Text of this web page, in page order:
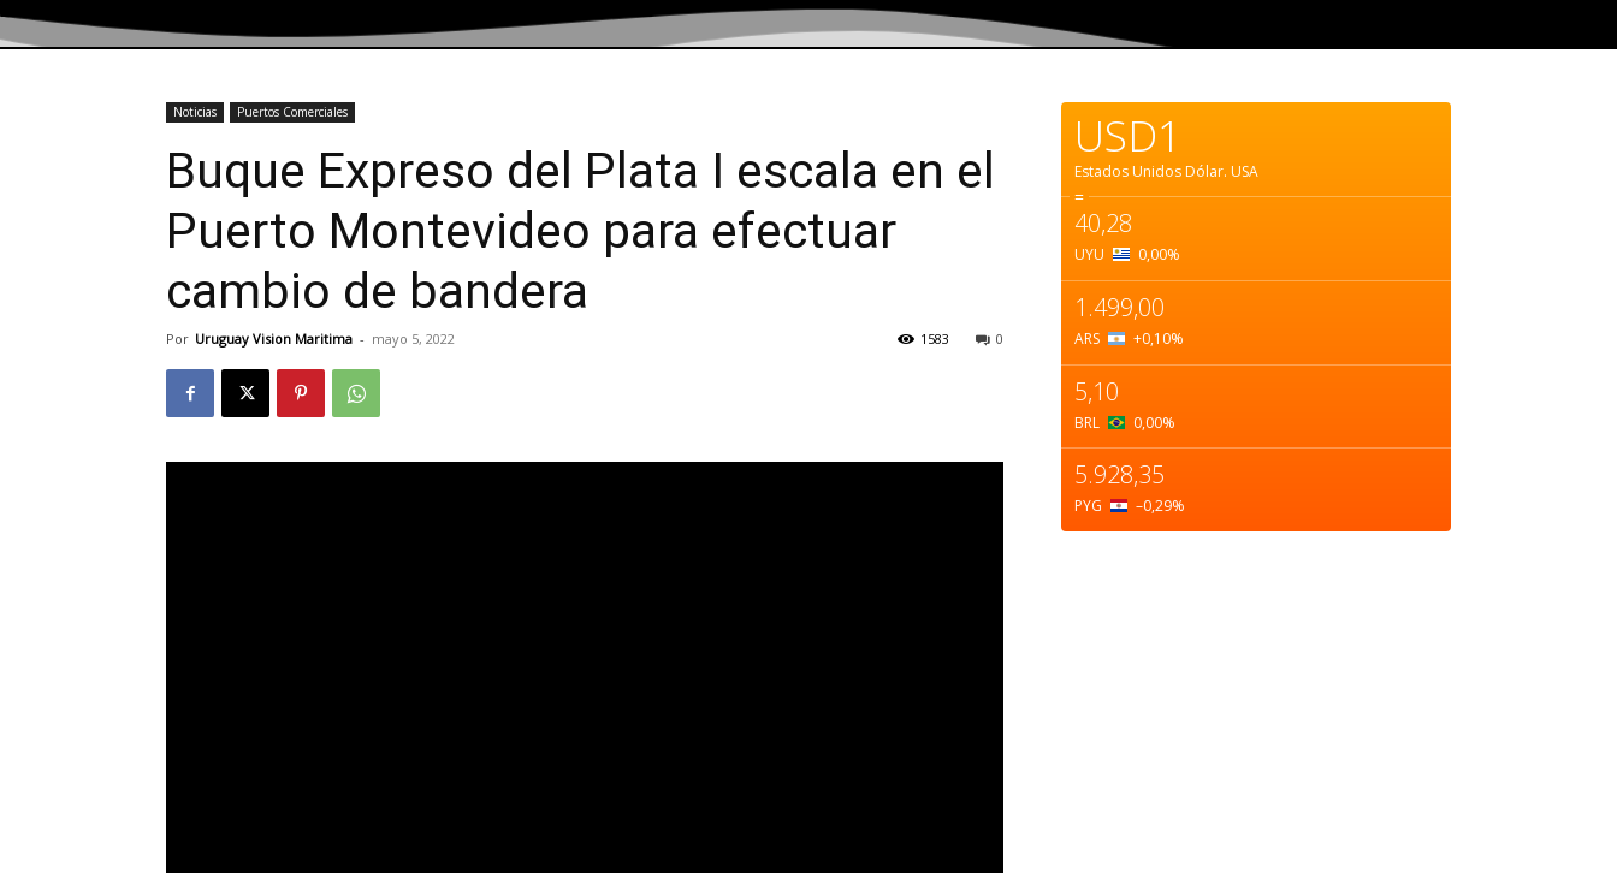
Noticias Puertos Comerciales
Buque Expreso del Plata I escala en el
Puerto Montevideo para efectuar
cambio de bandera
Por Uruguay Vision Maritima - mayo 5, 2022 0
1583
USD1
Estados Unidos Dólar. USA
=
40,28
UYU 0,00%
1.499,00
ARS +0,10%
5,10
BRL 0,00%
5.928,35
PYG –0,29%